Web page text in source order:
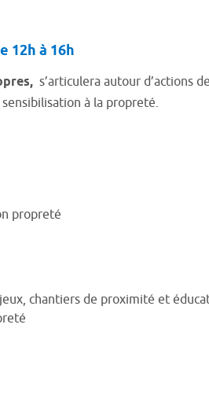
12h à 16h
s’articulera autour d’actions
à la propreté.
propreté
chantiers de proximité et